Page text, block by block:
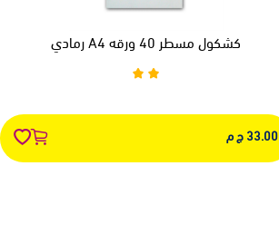
كشكول مسطر 40 ورقه A4 رمادي
33.00 ج م